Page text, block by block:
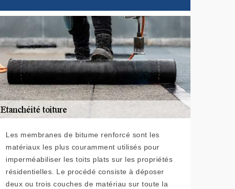
Les membranes de bitume renforcé sont les
matériaux les plus couramment utilisés pour
imperméabiliser les toits plats sur les propriétés
résidentielles. Le procédé consiste à déposer
deux ou trois couches de matériau sur toute la